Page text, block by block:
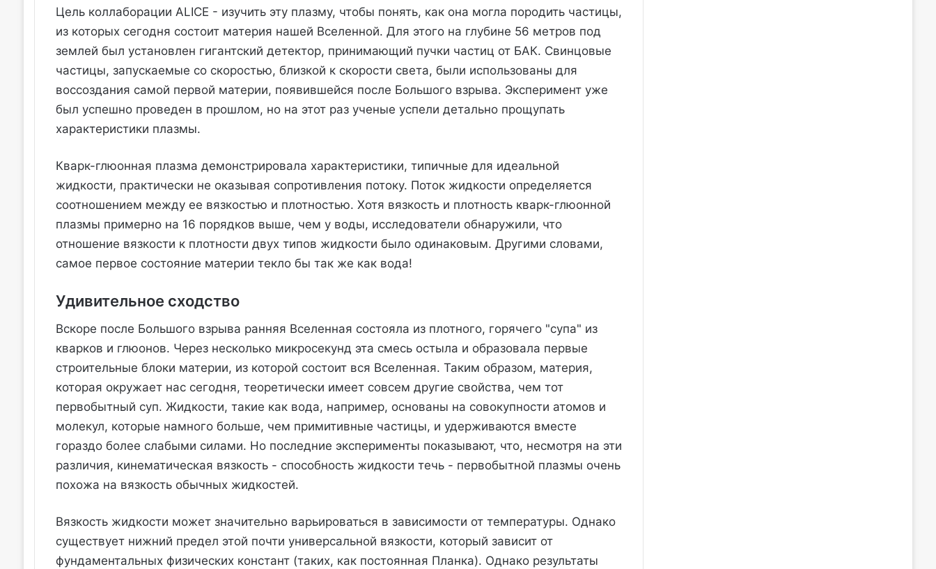
Цель коллаборации ALICE - изучить эту плазму, чтобы понять, как она могла породить частицы,
из которых сегодня состоит материя нашей Вселенной. Для этого на глубине 56 метров под
землей был установлен гигантский детектор, принимающий пучки частиц от БАК. Свинцовые
частицы, запускаемые со скоростью, близкой к скорости света, были использованы для
воссоздания самой первой материи, появившейся после Большого взрыва. Эксперимент уже
был успешно проведен в прошлом, но на этот раз ученые успели детально прощупать
характеристики плазмы.
Кварк-глюонная плазма демонстрировала характеристики, типичные для идеальной
жидкости, практически не оказывая сопротивления потоку. Поток жидкости определяется
соотношением между ее вязкостью и плотностью. Хотя вязкость и плотность кварк-глюонной
плазмы примерно на 16 порядков выше, чем у воды, исследователи обнаружили, что
отношение вязкости к плотности двух типов жидкости было одинаковым. Другими словами,
самое первое состояние материи текло бы так же как вода!
Удивительное сходство
Вскоре после Большого взрыва ранняя Вселенная состояла из плотного, горячего "супа" из
кварков и глюонов. Через несколько микросекунд эта смесь остыла и образовала первые
строительные блоки материи, из которой состоит вся Вселенная. Таким образом, материя,
которая окружает нас сегодня, теоретически имеет совсем другие свойства, чем тот
первобытный суп. Жидкости, такие как вода, например, основаны на совокупности атомов и
молекул, которые намного больше, чем примитивные частицы, и удерживаются вместе
гораздо более слабыми силами. Но последние эксперименты показывают, что, несмотря на эти
различия, кинематическая вязкость - способность жидкости течь - первобытной плазмы очень
похожа на вязкость обычных жидкостей.
Вязкость жидкости может значительно варьироваться в зависимости от температуры. Однако
существует нижний предел этой почти универсальной вязкости, который зависит от
фундаментальных физических констант (таких, как постоянная Планка). Однако результаты